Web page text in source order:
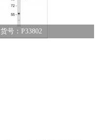
货号：P33802